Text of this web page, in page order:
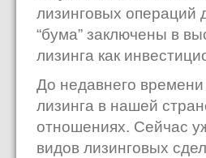
лизинговых операций
“бума” заключены в
лизинга как
До недавнего
лизинга в нашей
отношениях. Сейчас
видов лизинговых